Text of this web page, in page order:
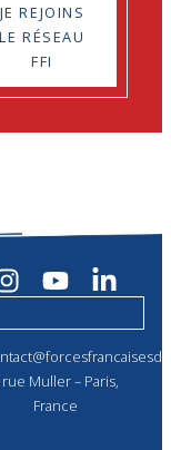
JE REJOINS
LE RÉSEAU
FFI
rue Muller – Paris,
France